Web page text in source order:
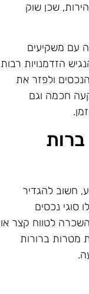
שכן שוק
עם משקיעים
הזדמנויות רבות
ולפזר את
חכמה וגם
חשוב להגדיר
נכסים
לטווח קצר או
מטרות ברורות